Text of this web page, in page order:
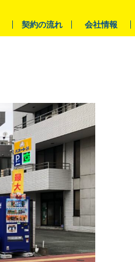
契約の流れ 会社情報